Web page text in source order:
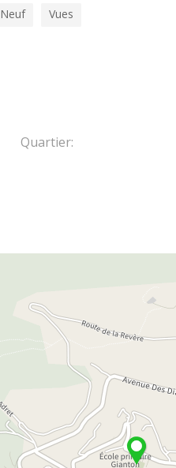
Neuf Vues
Quartier: